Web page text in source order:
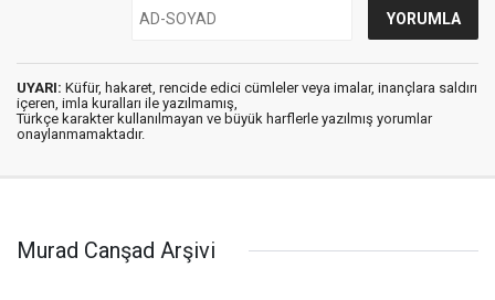
UYARI: Küfür, hakaret, rencide edici cümleler veya imalar, inançlara saldırı
içeren, imla kuralları ile yazılmamış,
Türkçe karakter kullanılmayan ve büyük harflerle yazılmış yorumlar
onaylanmamaktadır.
Murad Canşad Arşivi